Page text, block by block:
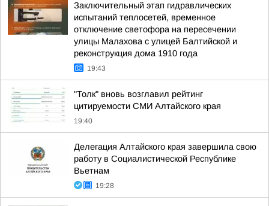
Заключительный этап гидравлических
испытаний теплосетей, временное
отключение светофора на пересечении
улицы Малахова с улицей Балтийской и
реконструкция дома 1910 года
19:43
"Толк" вновь возглавил рейтинг
цитируемости СМИ Алтайского края
19:40
Делегация Алтайского края завершила свою
работу в Социалистической Республике
Вьетнам
19:28